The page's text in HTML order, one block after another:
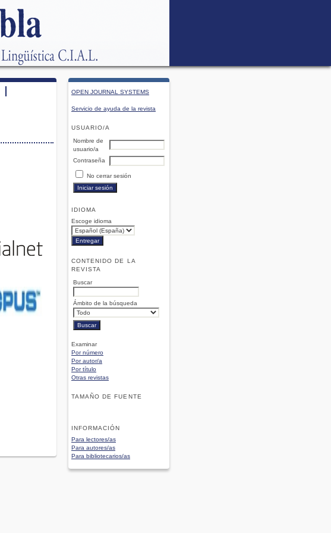
OPEN JOURNAL SYSTEMS
Servicio de ayuda de la revista
USUARIO/A
Nombre de
usuario/a
Contraseña
No cerrar sesión
IDIOMA
Escoge idioma
CONTENIDO DE LA
REVISTA
Buscar
Ámbito de la búsqueda
Examinar
Por número
Por autor/a
Por título
Otras revistas
TAMAÑO DE FUENTE
INFORMACIÓN
Para lectores/as
Para autores/as
Para bibliotecarios/as